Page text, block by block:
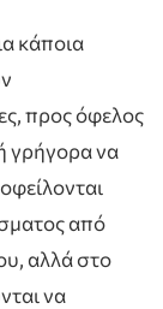
κάποια
προς όφελος
γρήγορα να
από
αλλά στο
να